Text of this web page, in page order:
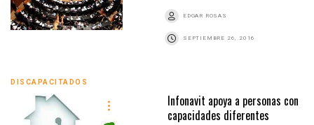
EDGAR ROSAS
SEPTIEMBRE 26, 2016
DISCAPACITADOS
Infonavit apoya a personas con
capacidades diferentes